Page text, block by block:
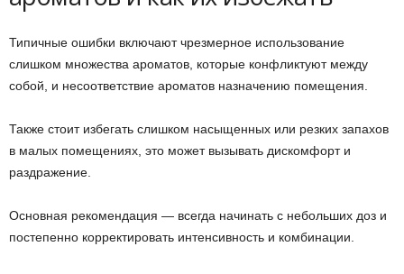
Типичные ошибки включают чрезмерное использование
слишком множества ароматов, которые конфликтуют между
собой, и несоответствие ароматов назначению помещения.
Также стоит избегать слишком насыщенных или резких запахов
в малых помещениях, это может вызывать дискомфорт и
раздражение.
Основная рекомендация — всегда начинать с небольших доз и
постепенно корректировать интенсивность и комбинации.